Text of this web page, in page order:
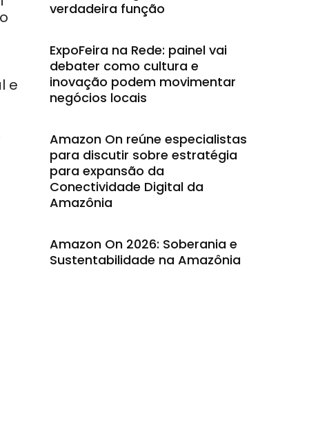
e
verdadeira função
ExpoFeira na Rede: painel vai
debater como cultura e
inovação podem movimentar
negócios locais
Amazon On reúne especialistas
para discutir sobre estratégia
para expansão da
Conectividade Digital da
Amazônia
Amazon On 2026: Soberania e
Sustentabilidade na Amazônia